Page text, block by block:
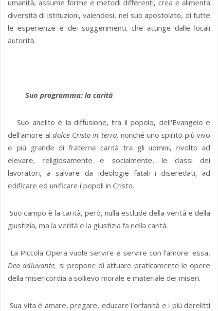
umanità, assume forme e metodi differenti, crea e alimenta
diversità di istituzioni, valendosi, nel suo apostolato, di tutte
le esperienze e dei suggerimenti, che attinge dalle locali
autorità.
Suo programma: la carità
Suo anelito è la diffusione, tra il popolo, dell'Evangelo e
dell'amore al dolce Cristo in terra, nonché uno spirito più vivo
e più grande di fraterna carità tra gli uomini, rivolto ad
elevare, religiosamente e socialmente, le classi dei
lavoratori, a salvare da ideologie fatali i diseredati, ad
edificare ed unificare i popoli in Cristo.
Suo campo è la carità, però, nulla esclude della verità e della
giustizia, ma la verità e la giustizia fa nella carità.
La Piccola Opera vuole servire e servire con l'amore: essa,
Deo adiuvante, si propone di attuare praticamente le opere
della misericordia a sollievo morale e materiale dei miseri.
Sua vita è amare, pregare, educare l'orfanità e i più derelitti